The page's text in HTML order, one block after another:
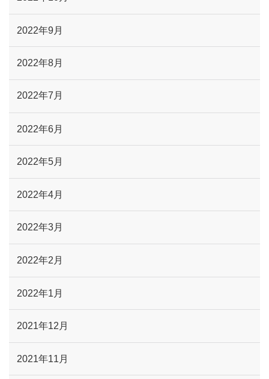
2022年9月
2022年8月
2022年7月
2022年6月
2022年5月
2022年4月
2022年3月
2022年2月
2022年1月
2021年12月
2021年11月